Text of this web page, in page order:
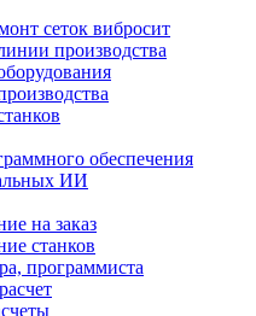
сеток вибросит
производства
обеспечения
ИИ
на заказ
станков
программиста